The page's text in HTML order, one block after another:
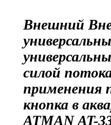
Внешний
силой
применения
кнопка в
ATMAN AT-